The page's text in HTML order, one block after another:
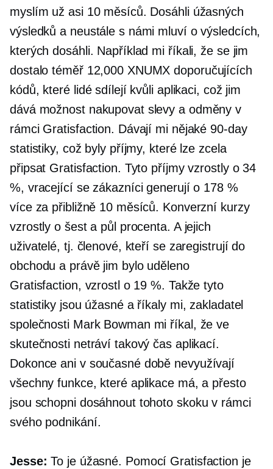
myslím už asi 10 měsíců. Dosáhli úžasných
výsledků a neustále s námi mluví o výsledcích,
kterých dosáhli. Například mi říkali, že se jim
dostalo téměř 12,000 XNUMX doporučujících
kódů, které lidé sdílejí kvůli aplikaci, což jim
dává možnost nakupovat slevy a odměny v
rámci Gratisfaction. Dávají mi nějaké 90-day
statistiky, což byly příjmy, které lze zcela
připsat Gratisfaction. Tyto příjmy vzrostly o 34
%, vracející se zákazníci generují o 178 %
více za přibližně 10 měsíců. Konverzní kurzy
vzrostly o šest a půl procenta. A jejich
uživatelé, tj. členové, kteří se zaregistrují do
obchodu a právě jim bylo uděleno
Gratisfaction, vzrostl o 19 %. Takže tyto
statistiky jsou úžasné a říkaly mi, zakladatel
společnosti Mark Bowman mi říkal, že ve
skutečnosti netráví takový čas aplikací.
Dokonce ani v současné době nevyužívají
všechny funkce, které aplikace má, a přesto
jsou schopni dosáhnout tohoto skoku v rámci
svého podnikání.
Jesse: To je úžasné. Pomocí Gratisfaction je